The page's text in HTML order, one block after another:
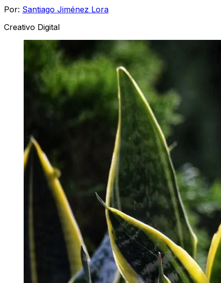
Por: Santiago Jiménez Lora
Creativo Digital